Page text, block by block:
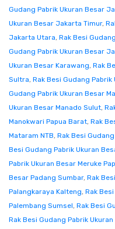
Gudang Pabrik Ukuran Besar
Ukuran Besar Jakarta Timur,
Jakarta Utara, Rak Besi
Gudang Pabrik Ukuran Besar
Ukuran Besar Karawang, Rak
Sultra, Rak Besi Gudang Pabrik
Gudang Pabrik Ukuran Besar
Ukuran Besar Manado Sulut,
Manokwari Papua Barat, Rak
Mataram NTB, Rak Besi
Besi Gudang Pabrik Ukuran
Pabrik Ukuran Besar Meruke
Besar Padang Sumbar, Rak
Palangkaraya Kalteng, Rak
Palembang Sumsel, Rak Besi
Rak Besi Gudang Pabrik